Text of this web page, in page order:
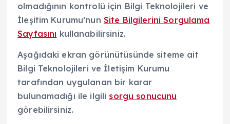
olmadığının kontrolü için Bilgi Teknolojileri ve
İleşitim Kurumu’nun Site Bilgilerini Sorgulama
Sayfasını kullanabilirsiniz.
Aşağıdaki ekran görünütüsünde siteme ait
Bilgi Teknolojileri ve İletişim Kurumu
tarafından uygulanan bir karar
bulunamadığı ile ilgili sorgu sonucunu
görebilirsiniz.